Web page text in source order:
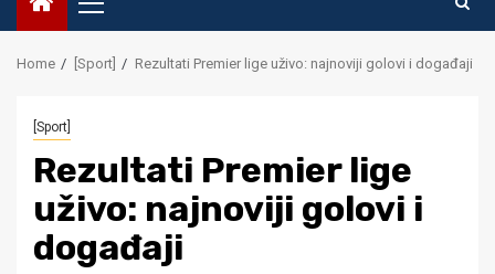
Primary
Menu
Home [Sport] Rezultati Premier lige uživo: najnoviji golovi i događaji
[Sport]
Rezultati Premier lige
uživo: najnoviji golovi i
događaji